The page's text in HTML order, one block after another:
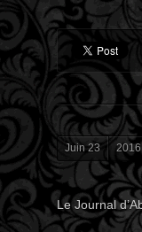
Juin 23 2016
Le Journal